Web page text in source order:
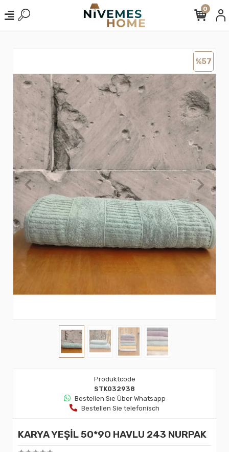
0
%57
Produktcode
STK032938
Bestellen Sıe Über Whatsapp
Bestellen Sie telefonisch
KARYA YEŞİL 50*90 HAVLU 243 NURPAK